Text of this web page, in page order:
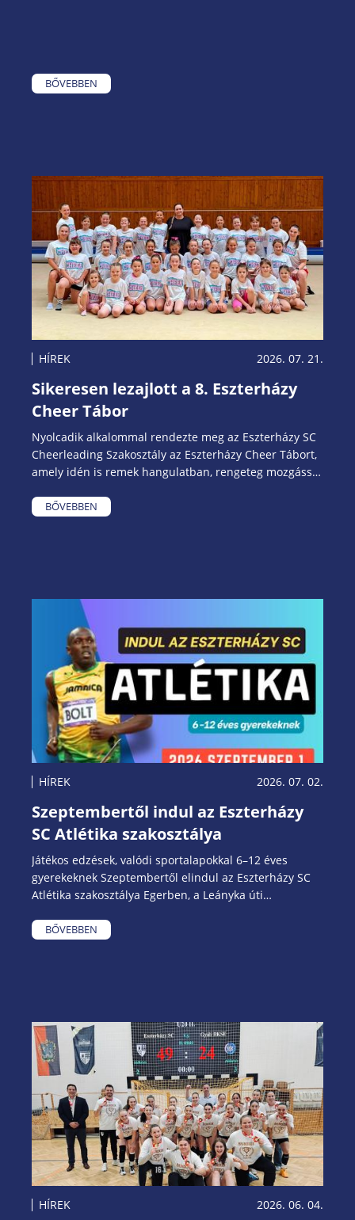
BŐVEBBEN
HÍREK 2026. 07. 21.
Sikeresen lezajlott a 8. Eszterházy
Cheer Tábor
Nyolcadik alkalommal rendezte meg az Eszterházy SC
Cheerleading Szakosztály az Eszterházy Cheer Tábort,
amely idén is remek hangulatban, rengeteg mozgással
vett részt, akik egy héten keresztül fejlesztették
BŐVEBBEN
HÍREK 2026. 07. 02.
Szeptembertől indul az Eszterházy
SC Atlétika szakosztálya
Játékos edzések, valódi sportalapokkal 6–12 éves
gyerekeknek Szeptembertől elindul az Eszterházy SC
Atlétika szakosztálya Egerben, a Leányka úti
várunk, akik szeretnek mozogni, futni, ugrani, játszani
BŐVEBBEN
HÍREK 2026. 06. 04.